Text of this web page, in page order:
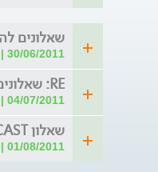
שאלונים
30/06/2011 | 16:24 | מאת: סיוון
RE: שאלונים להורים במסגרת עבודה סמינריונית
04/07/2011 | 15:32 | מאת: סיוון
שאלון CAST בעברית
01/08/2011 | 11:29 | מאת: דניאלה